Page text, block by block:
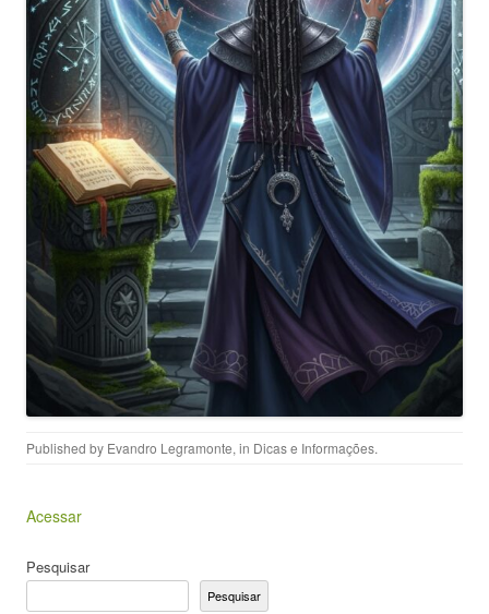
Published by Evandro Legramonte, in Dicas e Informações.
Acessar
Pesquisar
Pesquisar